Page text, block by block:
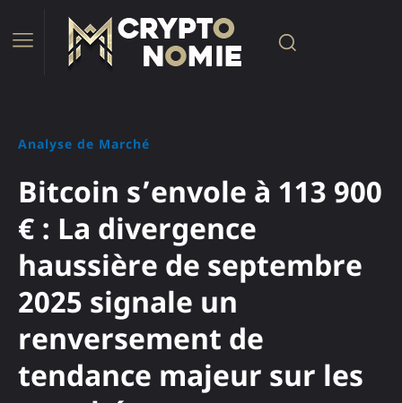
Analyse de Marché
Bitcoin s’envole à 113 900
€ : La divergence
haussière de septembre
2025 signale un
renversement de
tendance majeur sur les